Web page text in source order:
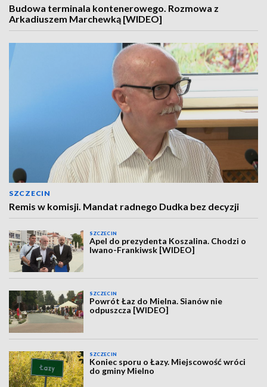
Budowa terminala kontenerowego. Rozmowa z
Arkadiuszem Marchewką [WIDEO]
SZCZECIN
Remis w komisji. Mandat radnego Dudka bez decyzji
SZCZECIN
Apel do prezydenta Koszalina. Chodzi o
Iwano-Frankiwsk [WIDEO]
SZCZECIN
Powrót Łaz do Mielna. Sianów nie
odpuszcza [WIDEO]
SZCZECIN
Koniec sporu o Łazy. Miejscowość wróci
do gminy Mielno